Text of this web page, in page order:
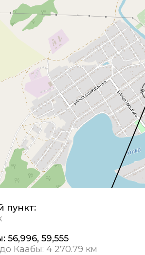
пункт:
56,996, 59,555
Каабы: 4 270.79 км